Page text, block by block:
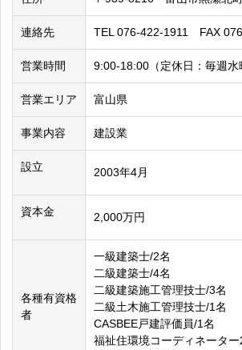
連絡先 TEL 076-422-1911 FAX
営業時間 9:00-18:00（定休日：毎週水
営業エリア 富山県
事業内容 建設業
設立 2003年4月
資本金 2,000万円
各種有資格
者
一級建築士/2名
二級建築士/4名
二級建築施工管理技士/3名
二級土木施工管理技士/1名
CASBEE戸建評価員/1名
福祉住環境コーディネーター